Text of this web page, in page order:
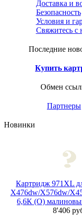
Доставка и
Безопасность
Условия и
Свяжитесь с
Последние
Купить
Обмен
Партнеры
Новинки
Картридж 971XL
X476dw/X576dw/
6,6К (O)
8'406